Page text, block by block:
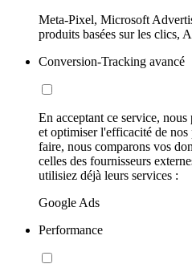
Meta-Pixel, Microsoft
produits basées sur les clics,
Conversion-Tracking avancé
En acceptant ce service,
et optimiser l'efficacité de
faire, nous comparons vos
celles des fournisseurs
utilisiez déjà leurs services :
Google Ads
Performance